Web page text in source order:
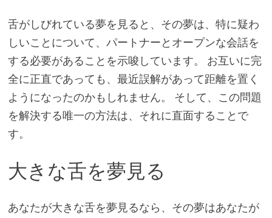
舌がしびれている夢を見ると、その夢は、特に疑わ
しいことについて、パートナーとオープンな会話を
する必要があることを示唆しています。 お互いに完
全に正直であっても、最近誤解があって距離を置く
ようになったのかもしれません。 そして、この問題
を解決する唯一の方法は、それに直面することで
す。
大きな舌を夢見る
あなたが大きな舌を夢見るなら、その夢はあなたが